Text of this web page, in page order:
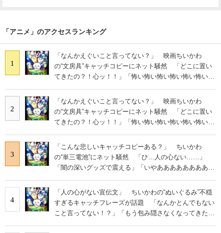
「アニメ」のアクセスランキング
1
「なんかえぐいこと言ってない？」 映画ちいかわ
の“文房具”キャッチコピーにネット騒然 「どこに置い
てきたの？！心ッ！！」「怖い怖い怖い怖い怖い怖い怖
2
「なんかえぐいこと言ってない？」 映画ちいかわ
の“文房具”キャッチコピーにネット騒然 「どこに置い
てきたの？！心ッ！！」「怖い怖い怖い怖い怖い怖い怖
3
「こんな悲しいキャッチコピーある？」 ちいかわ
の“単三電池”にネット騒然 「ひ…人の心ない……」
「闇の深いグッズで震える」「いやあああああああああ
4
「人の心がない宣伝文」 ちいかわの“ぬいぐるみ”不穏
すぎるキャッチフレーズが話題 「なんかとんでもない
こと言ってない！？」「もう包み隠さなくなってきた